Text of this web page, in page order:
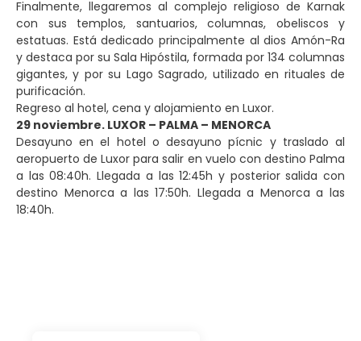
Finalmente, llegaremos al complejo religioso de Karnak
con sus templos, santuarios, columnas, obeliscos y
estatuas. Está dedicado principalmente al dios Amón-Ra
y destaca por su Sala Hipóstila, formada por 134 columnas
gigantes, y por su Lago Sagrado, utilizado en rituales de
purificación.
Regreso al hotel, cena y alojamiento en Luxor.
29 noviembre. LUXOR – PALMA – MENORCA
Desayuno en el hotel o desayuno pícnic y traslado al
aeropuerto de Luxor para salir en vuelo con destino Palma
a las 08:40h. Llegada a las 12:45h y posterior salida con
destino Menorca a las 17:50h. Llegada a Menorca a las
18:40h.